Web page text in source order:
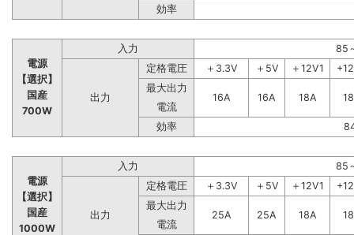
効率
電源
【選択】
国産
700W
入力 85
出力
定格電圧 ＋3.3V ＋5V ＋12V1
最大出力
16A
16A 18A
電流
効率
電源
【選択】
国産
1000W
入力 85
出力
定格電圧 ＋3.3V ＋5V ＋12V1
最大出力
25A
25A 18A
電流